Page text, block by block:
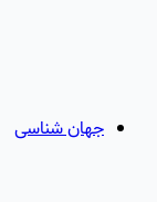
جهان شناسی